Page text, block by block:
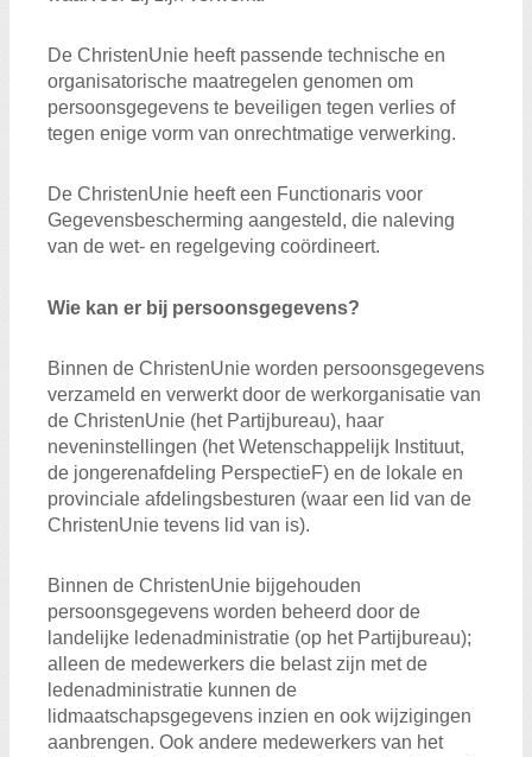
De ChristenUnie heeft passende technische en
organisatorische maatregelen genomen om
persoonsgegevens te beveiligen tegen verlies of
tegen enige vorm van onrechtmatige verwerking.
De ChristenUnie heeft een Functionaris voor
Gegevensbescherming aangesteld, die naleving
van de wet- en regelgeving coördineert.
Wie kan er bij persoonsgegevens?
Binnen de ChristenUnie worden persoonsgegevens
verzameld en verwerkt door de werkorganisatie van
de ChristenUnie (het Partijbureau), haar
neveninstellingen (het Wetenschappelijk Instituut,
de jongerenafdeling PerspectieF) en de lokale en
provinciale afdelingsbesturen (waar een lid van de
ChristenUnie tevens lid van is).
Binnen de ChristenUnie bijgehouden
persoonsgegevens worden beheerd door de
landelijke ledenadministratie (op het Partijbureau);
alleen de medewerkers die belast zijn met de
ledenadministratie kunnen de
lidmaatschapsgegevens inzien en ook wijzigingen
aanbrengen. Ook andere medewerkers van het